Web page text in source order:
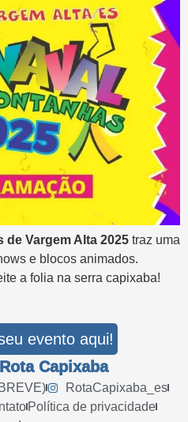
Vargem Alta 2025 traz uma
e blocos animados.
a folia na serra capixaba!
evento aqui!
Capixaba
RotaCapixaba_es
Política de privacidade